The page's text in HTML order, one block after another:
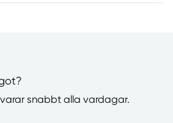
snabbt alla vardagar.